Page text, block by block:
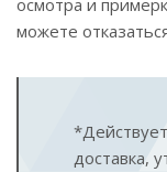
осмотра и
можете
доставка,